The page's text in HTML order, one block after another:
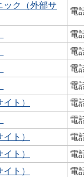
ック（外部サ
電
電
電
電
電
ト）
電
電
ト）
電
ト）
電
ト）
電